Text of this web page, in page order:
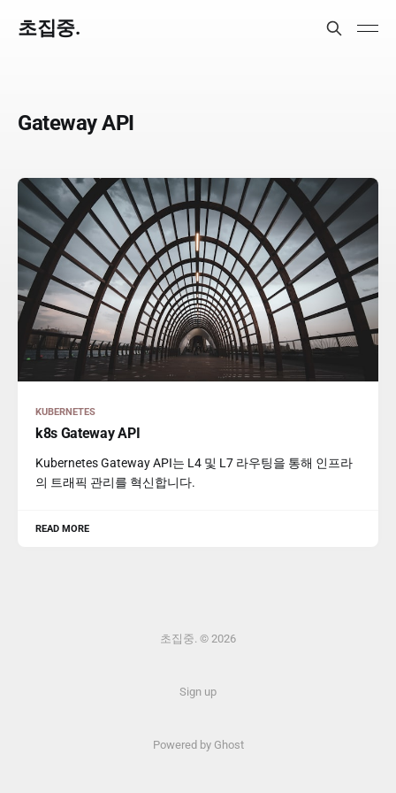
초집중.
Gateway API
KUBERNETES
k8s Gateway API
Kubernetes Gateway API는 L4 및 L7 라우팅을 통해 인프라
의 트래픽 관리를 혁신합니다.
READ MORE
초집중. © 2026
Sign up
Powered by Ghost